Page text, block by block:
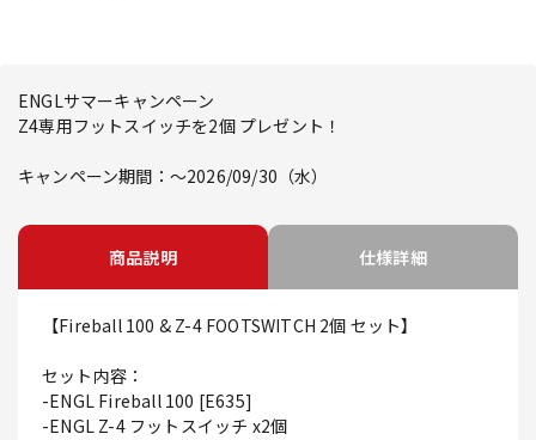
ENGLサマーキャンペーン
Z4専用フットスイッチを2個 プレゼント！
キャンペーン期間：～2026/09/30（水）
商品説明 仕様詳細
【Fireball 100 & Z-4 FOOTSWITCH 2個 セット】
セット内容：
-ENGL Fireball 100 [E635]
-ENGL Z-4 フットスイッチ x2個